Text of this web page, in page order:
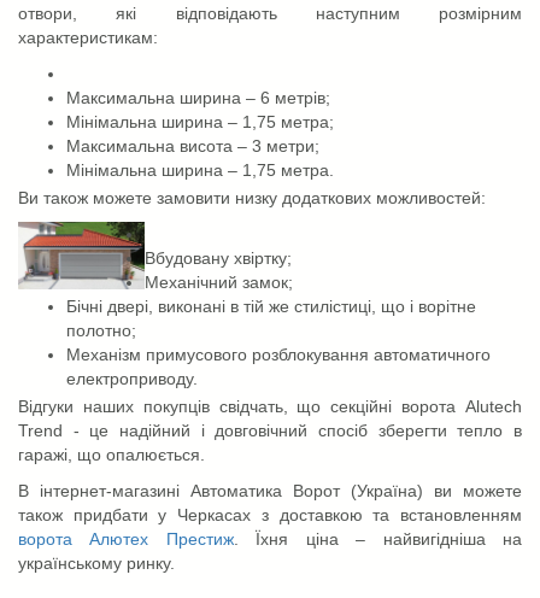
отвори, які відповідають наступним розмірним
характеристикам:
Максимальна ширина – 6 метрів;
Мінімальна ширина – 1,75 метра;
Максимальна висота – 3 метри;
Мінімальна ширина – 1,75 метра.
Ви також можете замовити низку додаткових можливостей:
Вбудовану хвіртку;
Механічний замок;
Бічні двері, виконані в тій же стилістиці, що і ворітне
полотно;
Механізм примусового розблокування автоматичного
електроприводу.
Відгуки наших покупців свідчать, що секційні ворота Alutech
Trend - це надійний і довговічний спосіб зберегти тепло в
гаражі, що опалюється.
В інтернет-магазині Автоматика Ворот (Україна) ви можете
також придбати у Черкасах з доставкою та встановленням
ворота Алютех Престиж. Їхня ціна – найвигідніша на
українському ринку.